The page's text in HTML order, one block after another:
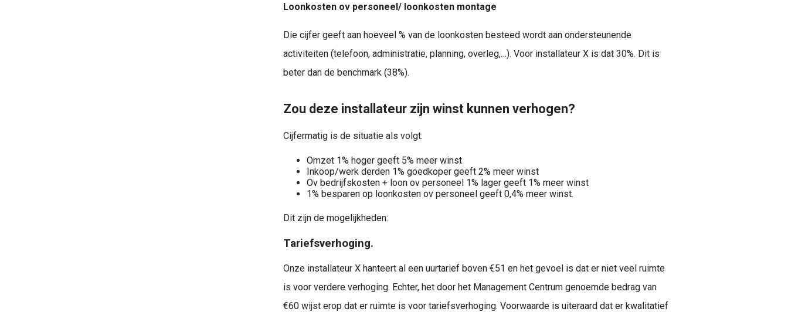
Loonkosten ov personeel/ loonkosten montage
Die cijfer geeft aan hoeveel % van de loonkosten besteed wordt aan ondersteunende
activiteiten (telefoon, administratie, planning, overleg,…). Voor installateur X is dat 30%. Dit is
beter dan de benchmark (38%).
Zou deze installateur zijn winst kunnen verhogen?
Cijfermatig is de situatie als volgt:
Omzet 1% hoger geeft 5% meer winst
Inkoop/werk derden 1% goedkoper geeft 2% meer winst
Ov bedrijfskosten + loon ov personeel 1% lager geeft 1% meer winst
1% besparen op loonkosten ov personeel geeft 0,4% meer winst.
Dit zijn de mogelijkheden:
Tariefsverhoging.
Onze installateur X hanteert al een uurtarief boven €51 en het gevoel is dat er niet veel ruimte
is voor verdere verhoging. Echter, het door het Management Centrum genoemde bedrag van
€60 wijst erop dat er ruimte is voor tariefsverhoging. Voorwaarde is uiteraard dat er kwalitatief